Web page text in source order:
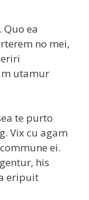
ea
no mei,
utamur
te purto
Vix cu agam
ei.
his
eripuit